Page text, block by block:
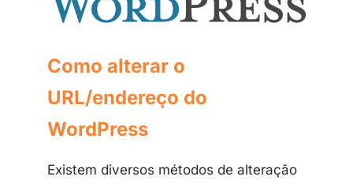
Como alterar o
URL/endereço do
WordPress
Existem diversos métodos de alteração